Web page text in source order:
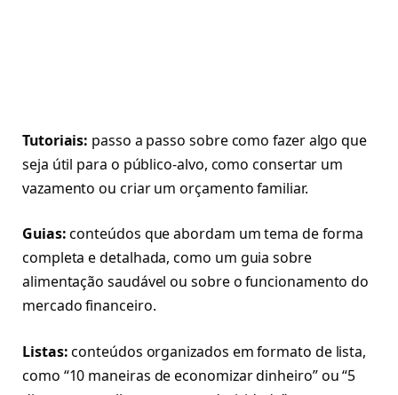
Tutoriais: passo a passo sobre como fazer algo que
seja útil para o público-alvo, como consertar um
vazamento ou criar um orçamento familiar.
Guias:conteúdos que abordam um tema de forma
completa e detalhada, como um guia sobre
alimentação saudável ou sobre o funcionamento do
mercado financeiro.
Listas:conteúdos organizados em formato de lista,
como “10 maneiras de economizar dinheiro” ou “5